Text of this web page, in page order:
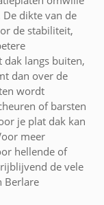
De dikte van de
de stabiliteit,
dak langs buiten,
dan over de
wordt
of barsten
je plat dak kan
meer
hellende of
de vele
Berlare